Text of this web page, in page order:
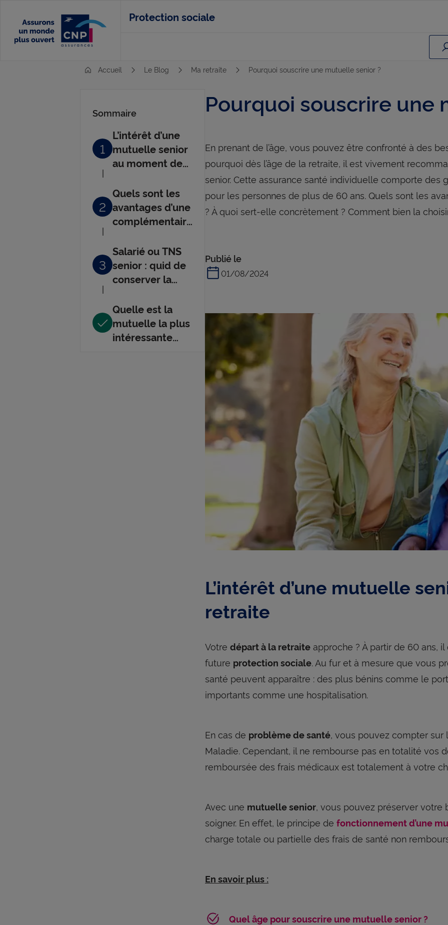
contenu
principal
Protection sociale
Accueil
Le Blog Ma retraite Pourquoi souscrire une mutuelle senior ?
Sommaire
1
L’intérêt d’une
mutuelle senior
au moment de
2
Quels sont les
avantages d’une
complémentaire
3
Salarié ou TNS
senior : quid de
conserver la
d’entreprise ou
mutuelle
Madelin ?
Quelle est la
mutuelle la plus
intéressante
Pourquoi souscrire une
En prenant de l’âge, vous pouvez être confronté à des
pourquoi dès l’âge de la retraite, il est vivement
senior. Cette assurance santé individuelle comporte des
pour les personnes de plus de 60 ans. Quels sont les
? À quoi sert-elle concrètement ? Comment bien la
Publié le
01/08/2024
L’intérêt d’une mutuelle
retraite
Votre départ à la retraite approche ? À partir de 60 ans,
future protection sociale. Au fur et à mesure que vous
santé peuvent apparaître : des plus bénins comme le
importants comme une hospitalisation.
En cas de problème de santé, vous pouvez compter sur
Maladie. Cependant, il ne rembourse pas en totalité vos
remboursée des frais médicaux est totalement à votre
Avec une mutuelle senior, vous pouvez préserver votre
soigner. En effet, le principe de fonctionnement d’une
charge totale ou partielle des frais de santé non
En savoir plus :
Quel âge pour souscrire une mutuelle senior ?